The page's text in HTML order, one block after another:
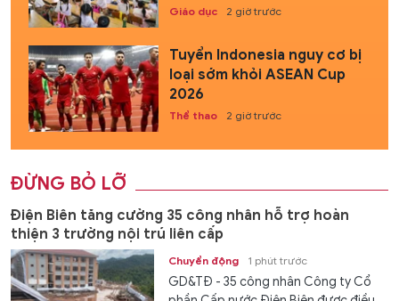
Giáo dục 2 giờ trước
Tuyển Indonesia nguy cơ bị
loại sớm khỏi ASEAN Cup
2026
Thể thao 2 giờ trước
ĐỪNG BỎ LỠ
Điện Biên tăng cường 35 công nhân hỗ trợ hoàn
thiện 3 trường nội trú liên cấp
Chuyển động 1 phút trước
GD&TĐ - 35 công nhân Công ty Cổ